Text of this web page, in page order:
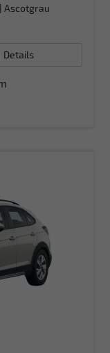
Ascotgrau
Details